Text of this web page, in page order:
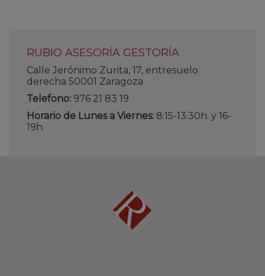
RUBIO ASESORÍA GESTORÍA
Calle Jerónimo Zurita, 17, entresuelo
derecha 50001 Zaragoza
Telefono: 976 21 83 19
Horario de Lunes a Viernes: 8:15-13:30h. y 16-
19h.